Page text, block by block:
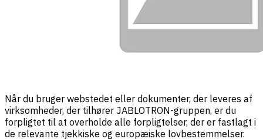
Når du bruger webstedet eller dokumenter, der leveres af
virksomheder, der tilhører JABLOTRON-gruppen, er du
forpligtet til at overholde alle forpligtelser, der er fastlagt i
de relevante tjekkiske og europæiske lovbestemmelser.